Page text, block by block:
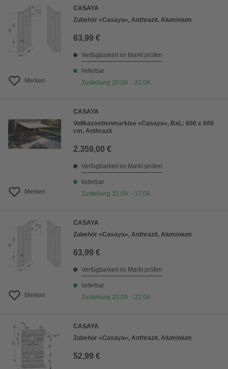
Merken
CASAYA
Zubehör »Casaya«, Anthrazit, Aluminium
63,99 €
Verfügbarkeit im Markt prüfen
lieferbar
Zustellung 20.08. - 22.08.
Merken
CASAYA
Vollkassettenmarkise »Casaya«, BxL: 600 x 600
cm, Anthrazit
2.359,00 €
Verfügbarkeit im Markt prüfen
lieferbar
Zustellung 15.09. - 17.09.
Merken
CASAYA
Zubehör »Casaya«, Anthrazit, Aluminium
63,99 €
Verfügbarkeit im Markt prüfen
lieferbar
Zustellung 20.08. - 22.08.
CASAYA
Zubehör »Casaya«, Anthrazit, Aluminium
52,99 €